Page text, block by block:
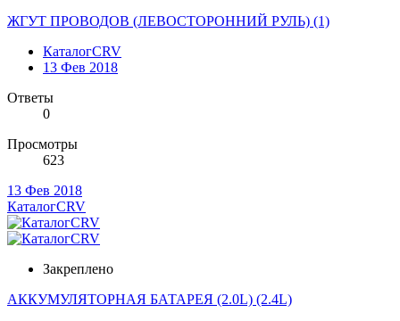
ЖГУТ ПРОВОДОВ (ЛЕВОСТОРОННИЙ РУЛЬ) (1)
КаталогCRV
13 Фев 2018
Ответы
0
Просмотры
623
13 Фев 2018
КаталогCRV
Закреплено
АККУМУЛЯТОРНАЯ БАТАРЕЯ (2.0L) (2.4L)